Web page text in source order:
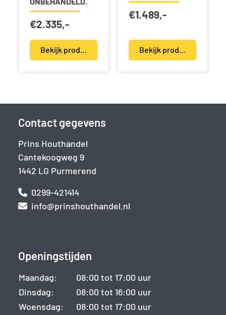
€2.335,-
Bekijk product(en)
€1.489,-
Bekijk product(en)
Contact gegevens
Prins Houthandel
Cantekoogweg 9
1442 LG Purmerend
0299-421414
info@prinshouthandel.nl
Openingstijden
Maandag:
08:00 tot 17:00 uur
Dinsdag:
08:00 tot 16:00 uur
Woensdag:
08:00 tot 17:00 uur